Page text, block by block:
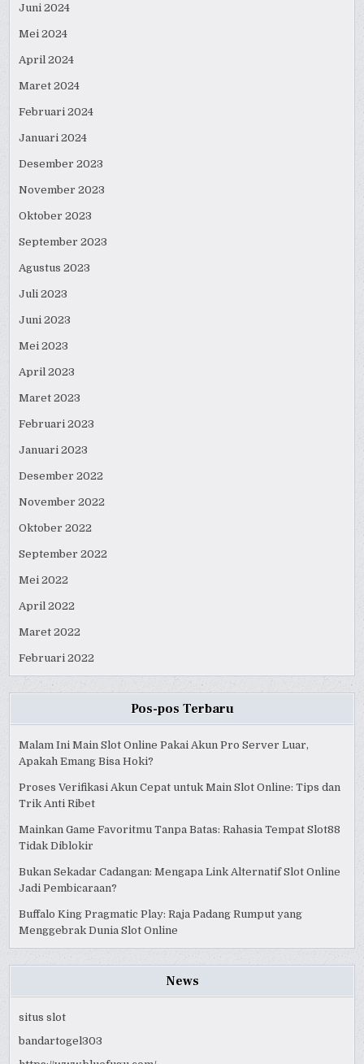
Juni 2024
Mei 2024
April 2024
Maret 2024
Februari 2024
Januari 2024
Desember 2023
November 2023
Oktober 2023
September 2023
Agustus 2023
Juli 2023
Juni 2023
Mei 2023
April 2023
Maret 2023
Februari 2023
Januari 2023
Desember 2022
November 2022
Oktober 2022
September 2022
Mei 2022
April 2022
Maret 2022
Februari 2022
Pos-pos Terbaru
Malam Ini Main Slot Online Pakai Akun Pro Server Luar,
Apakah Emang Bisa Hoki?
Proses Verifikasi Akun Cepat untuk Main Slot Online: Tips dan
Trik Anti Ribet
Mainkan Game Favoritmu Tanpa Batas: Rahasia Tempat Slot88
Tidak Diblokir
Bukan Sekadar Cadangan: Mengapa Link Alternatif Slot Online
Jadi Pembicaraan?
Buffalo King Pragmatic Play: Raja Padang Rumput yang
Menggebrak Dunia Slot Online
News
situs slot
bandartogel303